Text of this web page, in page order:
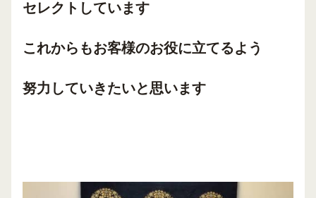
セレクトしています
これからもお客様のお役に立てるよう
努力していきたいと思います